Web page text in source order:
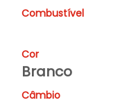
Combustível
Cor
Branco
Câmbio